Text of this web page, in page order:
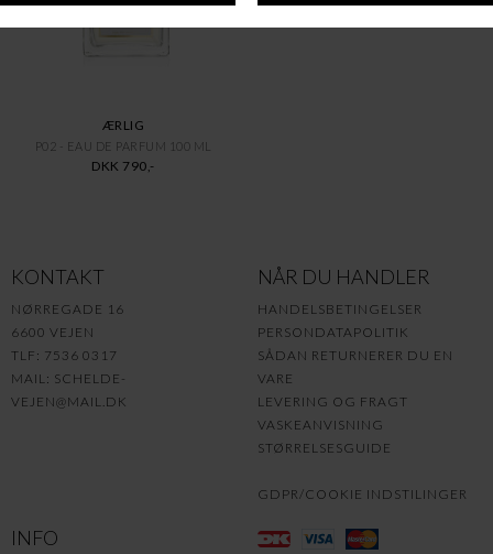
ÆRLIG
P02 - EAU DE PARFUM 100 ML
DKK 790,-
KONTAKT
NØRREGADE 16
6600 VEJEN
TLF: 7536 0317
MAIL: SCHELDE-
VEJEN@MAIL.DK
NÅR DU HANDLER
HANDELSBETINGELSER
PERSONDATAPOLITIK
SÅDAN RETURNERER DU EN
VARE
LEVERING OG FRAGT
VASKEANVISNING
STØRRELSESGUIDE
GDPR/COOKIE INDSTILINGER
INFO